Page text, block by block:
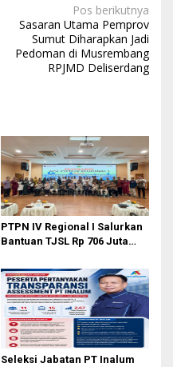
Pos berikutnya
Sasaran Utama Pemprov
Sumut Diharapkan Jadi
Pedoman di Musrembang
RPJMD Deliserdang
PTPN IV Regional I Salurkan
Bantuan TJSL Rp 706 Juta
Berkelanjutan
Seleksi Jabatan PT Inalum